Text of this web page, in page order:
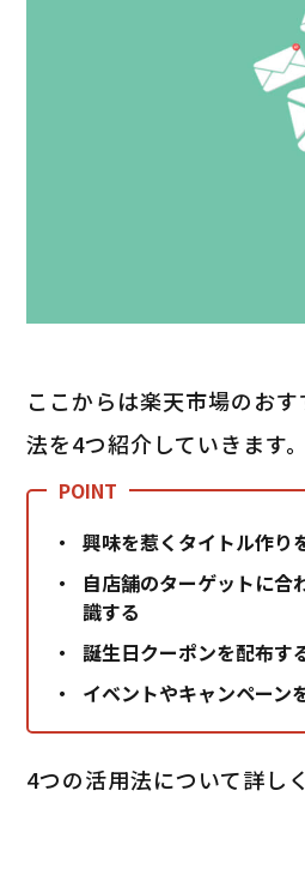
ここからは楽天市場のお
法を4つ紹介していきます。
興味を惹くタイトル作り
自店舗のターゲットに合
識する
誕生日クーポンを配布す
イベントやキャンペーン
4つの活用法について詳し